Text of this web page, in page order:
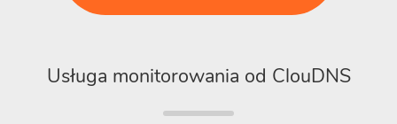
Usługa monitorowania od ClouDNS